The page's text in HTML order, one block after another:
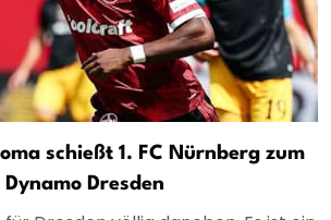
schießt 1. FC Nürnberg zum
Dresden